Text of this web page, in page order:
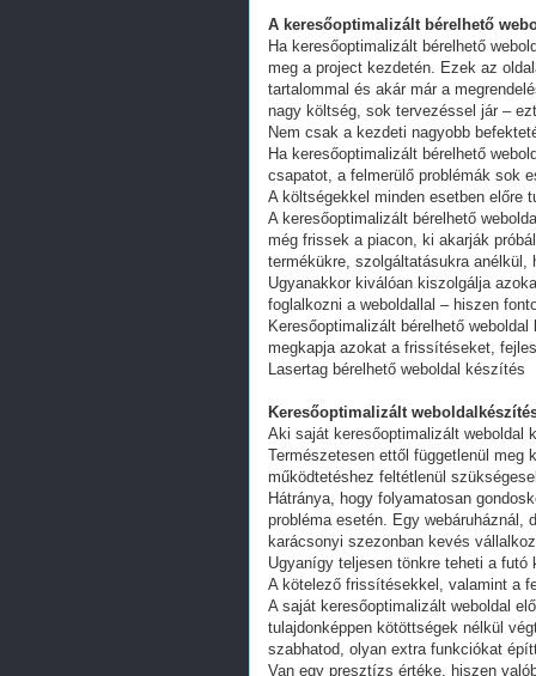
A keresőoptimalizált bérelhető
Ha keresőoptimalizált bérelhető
meg a project kezdetén. Ezek az
tartalommal és akár már a
nagy költség, sok tervezéssel jár –
Nem csak a kezdeti nagyobb
Ha keresőoptimalizált bérelhető
csapatot, a felmerülő problémák sok
A költségekkel minden esetben előre
A keresőoptimalizált bérelhető
még frissek a piacon, ki akarják
termékükre, szolgáltatásukra
Ugyanakkor kiválóan kiszolgálja
foglalkozni a weboldallal – hiszen
Keresőoptimalizált bérelhető
megkapja azokat a frissítéseket,
Lasertag bérelhető weboldal készítés
Keresőoptimalizált
Aki saját keresőoptimalizált weboldal
Természetesen ettől függetlenül meg
működtetéshez feltétlenül
Hátránya, hogy folyamatosan
probléma esetén. Egy webáruháznál,
karácsonyi szezonban kevés
Ugyanígy teljesen tönkre teheti a futó
A kötelező frissítésekkel, valamint a
A saját keresőoptimalizált weboldal
tulajdonképpen kötöttségek nélkül
szabhatod, olyan extra funkciókat
Van egy presztízs értéke, hiszen